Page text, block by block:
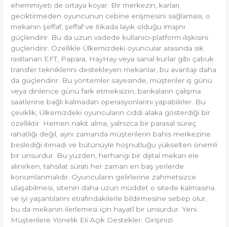
ehemmiyeti de ortaya koyar. Bir merkezin, karları
geciktirmeden oyuncunun cebine erişmesini sağlaması, o
mekanın şeffaf, şeffaf ve itikada layık olduğu imajını
güçlendirir. Bu da uzun vadede kullanıcı-platform ilişkisini
güçlendirir. Özellikle Ülkemizdeki oyuncular arasında sık
rastlanan EFT, Papara, HayHay veya sanal kurlar gibi çabuk
transfer tekniklerini destekleyen mekanlar, bu avantajı daha
da güçlendirir. Bu yöntemler sayesinde, müşteriler iş günü
veya dinlence günü fark etmeksizin, bankaların çalışma
saatlerine bağlı kalmadan operasyonlarını yapabilirler. Bu
çeviklik, Ülkemizdeki oyuncuların ciddi alaka gösterdiği bir
özelliktir. Hemen nakit alma, yalnızca bir parasal süreç
rahatlığı değil, aynı zamanda müşterilerin bahis merkezine
beslediği itimadı ve bütünüyle hoşnutluğu yükselten önemli
bir unsurdur. Bu yüzden, herhangi bir dijital mekan ele
alınırken, tahsilat sürati her zaman en baş yerlerde
konumlanmalıdır. Oyuncuların gelirlerine zahmetsizce
ulaşabilmesi, sitenin daha uzun müddet o sitede kalmasına
ve iyi yaşantılarını etrafındakilerle bildirmesine sebep olur,
bu da mekanın ilerlemesi için hayatî bir unsurdur. Yeni
Müşterilere Yönelik Eli Açık Destekler: Girişinizi